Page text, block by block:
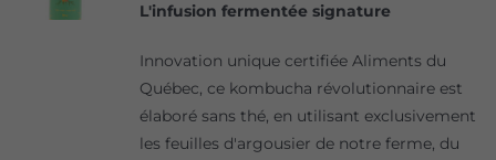
L'infusion fermentée signature
Innovation unique certifiée Aliments du
Québec, ce kombucha révolutionnaire est
élaboré sans thé, en utilisant exclusivement
les feuilles d'argousier de notre ferme, du